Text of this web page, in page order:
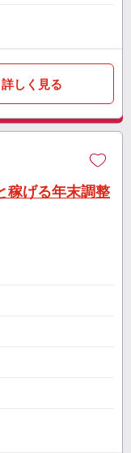
詳しく見る
稼げる年末調整